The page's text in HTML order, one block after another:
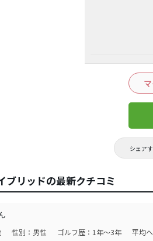
シェア
ブリッドの最新クチコミ
性別：男性 ゴルフ歴：1年～3年 平均